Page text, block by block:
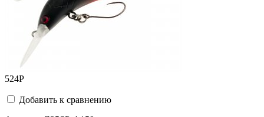
524Р
Добавить к сравнению